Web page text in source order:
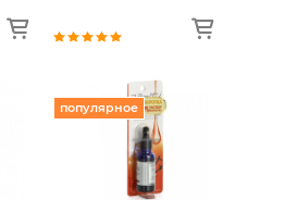
популярное